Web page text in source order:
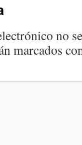
no
marcados